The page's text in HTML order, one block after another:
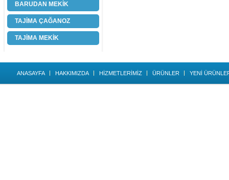
BARUDAN MEKİK
TAJİMA ÇAĞANOZ
TAJİMA MEKİK
ANASAYFA HAKKIMIZDA HİZMETLERİMİZ ÜRÜNLER YENİ